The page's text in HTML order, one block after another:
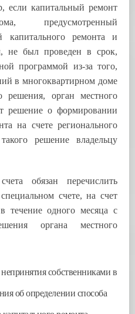
если капитальный ремонт
предусмотренный
капитального ремонта и
не был проведен в срок,
программой из-за того,
в многоквартирном доме
решения, орган местного
решение о формировании
на счете регионального
решение владельцу
обязан перечислить
счете, на счет
течение одного месяца с
органа местного
собственниками в
об определении способа